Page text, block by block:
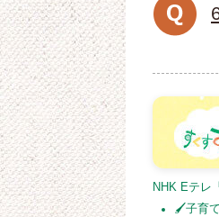
NHK Eテレ
🖌子育